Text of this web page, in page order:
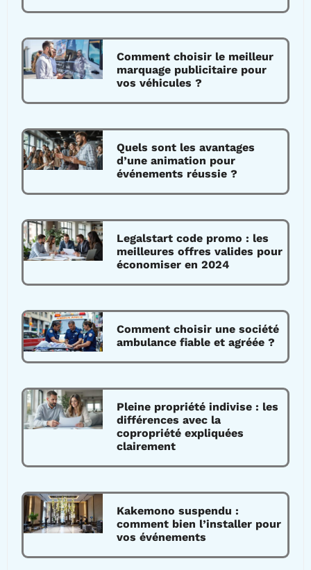
Comment choisir le meilleur
marquage publicitaire pour
vos véhicules ?
Quels sont les avantages
d’une animation pour
événements réussie ?
Legalstart code promo : les
meilleures offres valides pour
économiser en 2024
Comment choisir une société
ambulance fiable et agréée ?
Pleine propriété indivise : les
différences avec la
copropriété expliquées
clairement
Kakemono suspendu :
comment bien l’installer pour
vos événements